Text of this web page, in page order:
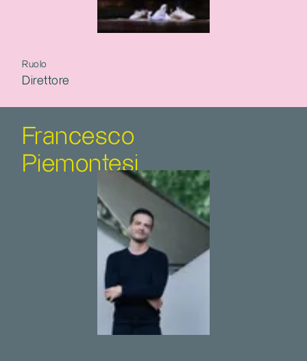
Ruolo
Direttore
Francesco
Piemontesi